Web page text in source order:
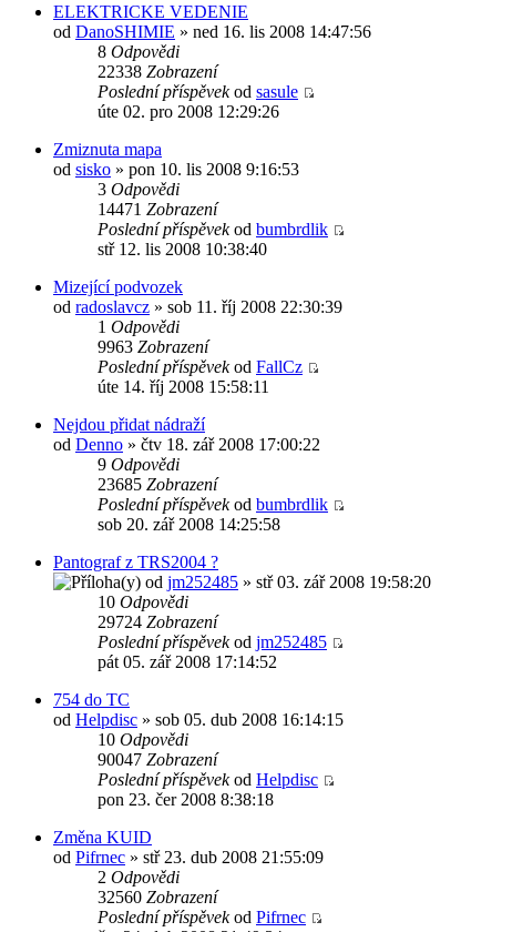
ELEKTRICKE VEDENIE
od DanoSHIMIE » ned 16. lis 2008 14:47:56
8 Odpovědi
22338 Zobrazení
Poslední příspěvekod sasule
úte 02. pro 2008 12:29:26
Zmiznuta mapa
od sisko » pon 10. lis 2008 9:16:53
3 Odpovědi
14471 Zobrazení
Poslední příspěvekod bumbrdlik
stř 12. lis 2008 10:38:40
Mizející podvozek
od radoslavcz » sob 11. říj 2008 22:30:39
1 Odpovědi
9963 Zobrazení
Poslední příspěvekod FallCz
úte 14. říj 2008 15:58:11
Nejdou přidat nádraží
od Denno » čtv 18. zář 2008 17:00:22
9 Odpovědi
23685 Zobrazení
Poslední příspěvekod bumbrdlik
sob 20. zář 2008 14:25:58
Pantograf z TRS2004 ?
od jm252485 » stř 03. zář 2008 19:58:20
10 Odpovědi
29724 Zobrazení
Poslední příspěvekod jm252485
pát 05. zář 2008 17:14:52
754 do TC
od Helpdisc » sob 05. dub 2008 16:14:15
10 Odpovědi
90047 Zobrazení
Poslední příspěvekod Helpdisc
pon 23. čer 2008 8:38:18
Změna KUID
od Pifrnec » stř 23. dub 2008 21:55:09
2 Odpovědi
32560 Zobrazení
Poslední příspěvekod Pifrnec